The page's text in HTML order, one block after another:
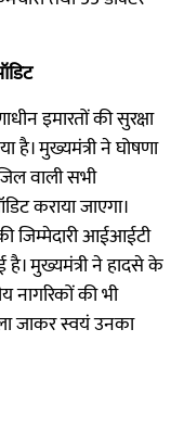
इमारतों की सुरक्षा
मुख्यमंत्री ने घोषणा
वाली सभी
कराया जाएगा।
जिम्मेदारी आईआईटी
मुख्यमंत्री ने हादसे के
नागरिकों की भी
जाकर स्वयं उनका